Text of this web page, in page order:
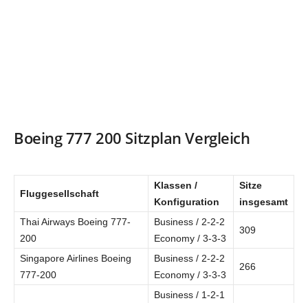
Boeing 777 200 Sitzplan Vergleich
Fluggesellschaft
Klassen /
Konfiguration
Sitze
insgesamt
Thai Airways Boeing 777-
200
Business / 2-2-2
Economy / 3-3-3
309
Singapore Airlines Boeing
777-200
Business / 2-2-2
Economy / 3-3-3
266
Business / 1-2-1